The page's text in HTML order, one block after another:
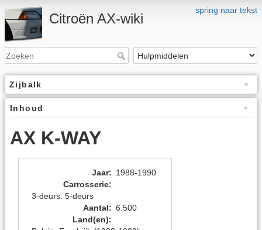
spring naar tekst
Citroën AX-wiki
Zijbalk
Inhoud
AX K-WAY
Jaar: 1988-1990
Carrosserie:
3-deurs. 5-deurs
Aantal: 6.500
Land(en):